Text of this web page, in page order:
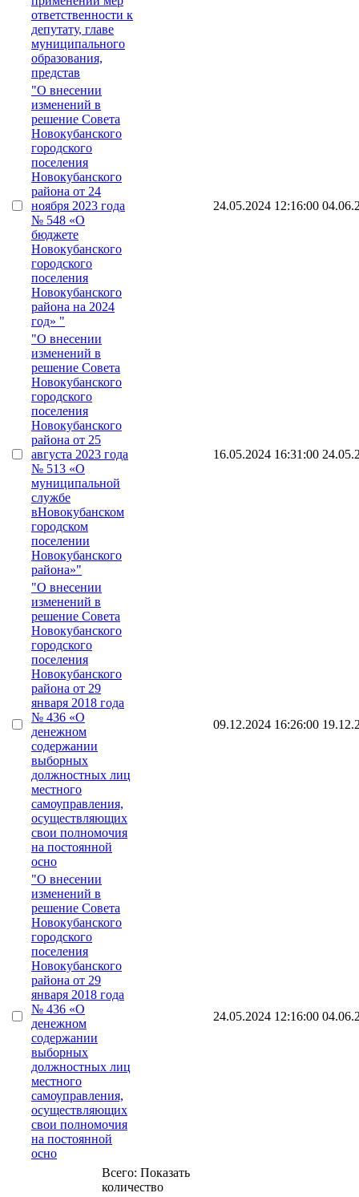
ответственности к
депутату, главе
муниципального
образования,
представ
"О внесении
изменений в
решение Совета
Новокубанского
городского
поселения
Новокубанского
района от 24
ноября 2023 года
№ 548 «О
бюджете
Новокубанского
городского
поселения
Новокубанского
района на 2024
год» "
24.05.2024 12:16:00
"О внесении
изменений в
решение Совета
Новокубанского
городского
поселения
Новокубанского
района от 25
августа 2023 года
№ 513 «О
муниципальной
службе
вНовокубанском
городском
поселении
Новокубанского
района»"
16.05.2024 16:31:00
"О внесении
изменений в
решение Совета
Новокубанского
городского
поселения
Новокубанского
района от 29
января 2018 года
№ 436 «О
денежном
содержании
выборных
должностных лиц
местного
самоуправления,
осуществляющих
свои полномочия
на постоянной
осно
09.12.2024 16:26:00
"О внесении
изменений в
решение Совета
Новокубанского
городского
поселения
Новокубанского
района от 29
января 2018 года
№ 436 «О
денежном
содержании
выборных
должностных лиц
местного
самоуправления,
осуществляющих
свои полномочия
на постоянной
осно
24.05.2024 12:16:00
Всего: Показать
количество